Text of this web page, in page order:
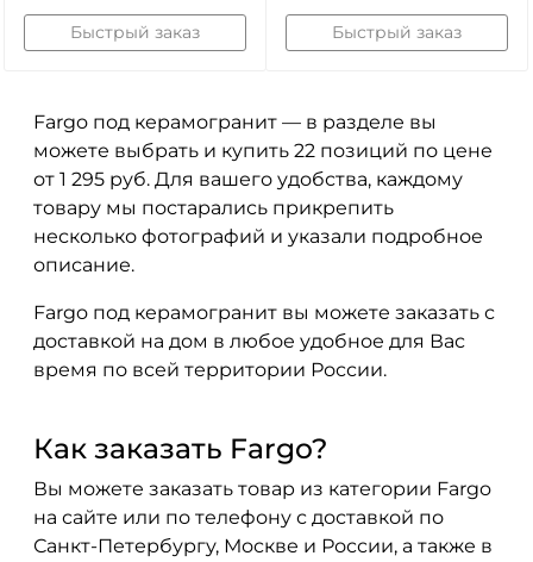
Быстрый заказ Быстрый заказ
Fargo под керамогранит — в разделе вы
можете выбрать и купить 22 позиций по цене
от 1 295 руб. Для вашего удобства, каждому
товару мы постарались прикрепить
несколько фотографий и указали подробное
описание.
Fargo под керамогранит вы можете заказать с
доставкой на дом в любое удобное для Вас
время по всей территории России.
Как заказать Fargo?
Вы можете заказать товар из категории Fargo
на сайте или по телефону с доставкой по
Санкт-Петербургу, Москве и России, а также в